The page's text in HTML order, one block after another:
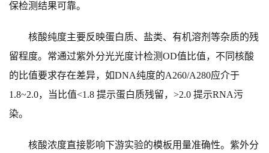
保检测结果可靠。
核酸纯度主要反映蛋白质、盐类、有机溶剂等杂质的残
留程度。常通过紫外分光光度计检测OD值比值，不同核酸
的比值要求存在差异，如DNA纯度的A260/A280应介于
1.8~2.0，当比值<1.8 提示蛋白质残留，>2.0 提示RNA污
染。
核酸浓度直接影响下游实验的模板用量准确性。紫外分